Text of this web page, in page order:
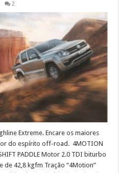
2
Extreme. Encare os maiores
do espírito off-road. 4MOTION
PADDLE Motor 2.0 TDI biturbo
de 42,8 kgfm Tração “4Motion”